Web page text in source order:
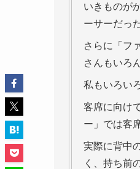
いきものが
ーサーだっ
さらに「フ
さんもいろ
私もいろい
客席に向け
ー」では客
実際に背中
く、持ち前